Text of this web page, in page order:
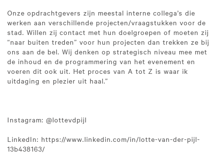
Onze opdrachtgevers zijn meestal interne collega’s die
werken aan verschillende projecten/vraagstukken voor de
stad. Willen zij contact met hun doelgroepen of moeten zij
“naar buiten treden” voor hun projecten dan trekken ze bij
ons aan de bel. Wij denken op strategisch niveau mee met
de inhoud en de programmering van het evenement en
voeren dit ook uit. Het proces van A tot Z is waar ik
uitdaging en plezier uit haal.”
Instagram: @lottevdpijl
LinkedIn: https://www.linkedin.com/in/lotte-van-der-pijl-
13b438163/